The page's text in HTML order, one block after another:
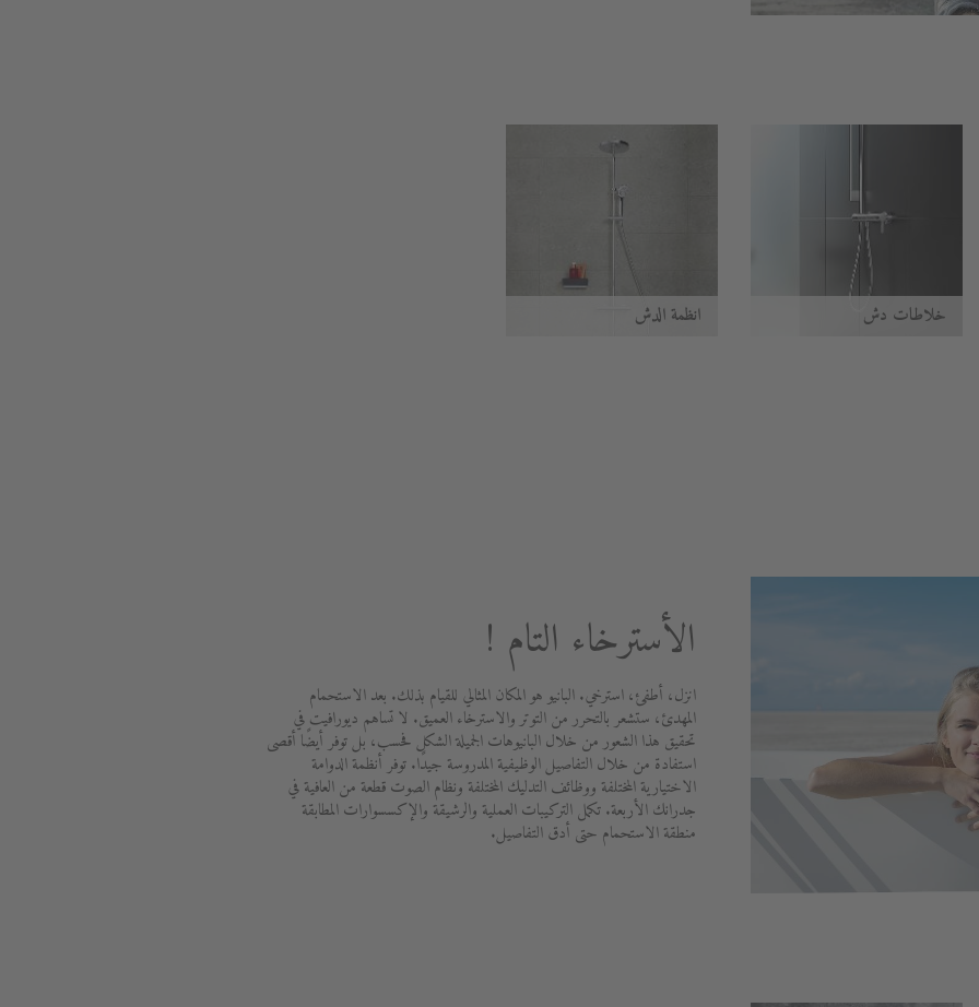
خلاطات دش أنظمة الدُش
الأسترخاء التام !
انزل، أطفئ، استرخي. البانيو هو المكان المثالي للقيام بذلك. بعد الاستحمام
المهدئ، ستشعر بالتحرر من التوتر والاسترخاء العميق. لا تساهم ديورافيت في
تحقيق هذا الشعور من خلال البانيوهات الجميلة الشكل فحسب، بل توفر أيضًا أقصى
استفادة من خلال التفاصيل الوظيفية المدروسة جيدًا. توفر أنظمة الدوامة
الاختيارية المختلفة ووظائف التدليك المختلفة ونظام الصوت قطعة من العافية في
جدرانك الأربعة. تكمل التركيبات العملية والرشيقة والإكسسوارات المطابقة
منطقة الاستحمام حتى أدق التفاصيل.